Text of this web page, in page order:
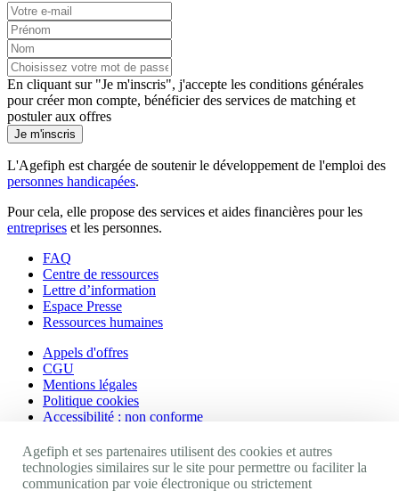
En cliquant sur "Je m'inscris", j'accepte les conditions générales
pour créer mon compte, bénéficier des services de matching et
postuler aux offres
Je m'inscris
L'Agefiph est chargée de soutenir le développement de l'emploi des
personnes handicapées.
Pour cela, elle propose des services et aides financières pour les
entreprises et les personnes.
FAQ
Centre de ressources
Lettre d’information
Espace Presse
Ressources humaines
Appels d'offres
CGU
Mentions légales
Politique cookies
Accessibilité : non conforme
Nos autres sites
Agefiph et ses partenaires utilisent des cookies et autres
technologies similaires sur le site pour permettre ou faciliter la
communication par voie électronique ou strictement